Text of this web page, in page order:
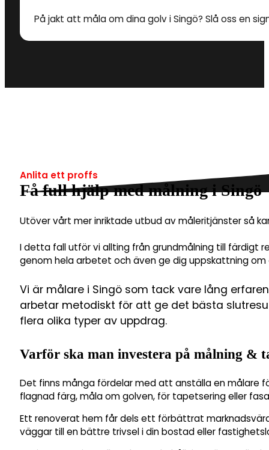
På jakt att måla om dina golv i Singö? Slå oss en
Anlita ett proffs
Få full hjälp med målning i Singö
Utöver vårt mer inriktade utbud av måleritjänster så
I detta fall utför vi allting från grundmålning till färdigt
genom hela arbetet och även ge dig uppskattning om
Vi är målare i Singö som tack vare lång
arbetar metodiskt för att ge det bästa
flera olika typer av uppdrag.
Varför ska man investera på målning &
Det finns många fördelar med att anställa en målare
flagnad färg, måla om golven, för tapetsering eller
Ett renoverat hem får dels ett förbättrat
väggar till en bättre trivsel i din bostad eller